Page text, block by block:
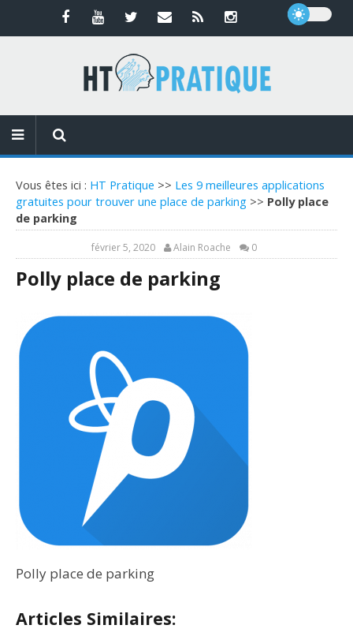
Vous êtes ici : HT Pratique >> Les 9 meilleures applications
gratuites pour trouver une place de parking >> Polly place
de parking
février 5, 2020 Alain Roache 0
Polly place de parking
Polly place de parking
Articles Similaires: